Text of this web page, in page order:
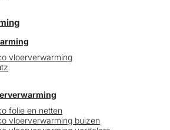
vloerverwarming
folie en netten
vloerverwarming buizen